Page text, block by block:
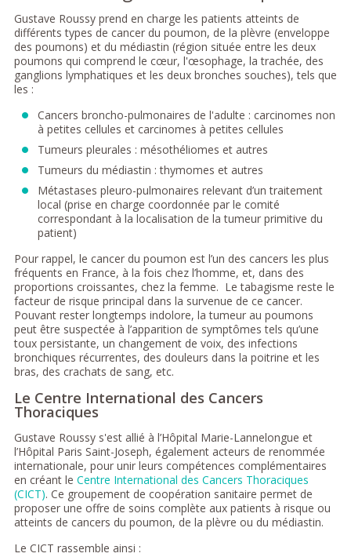
Gustave Roussy prend en charge les patients atteints de
différents types de cancer du poumon, de la plèvre (enveloppe
des poumons) et du médiastin (région située entre les deux
poumons qui comprend le cœur, l'œsophage, la trachée, des
ganglions lymphatiques et les deux bronches souches), tels que
les :
Cancers broncho-pulmonaires de l'adulte : carcinomes non
à petites cellules et carcinomes à petites cellules
Tumeurs pleurales : mésothéliomes et autres
Tumeurs du médiastin : thymomes et autres
Métastases pleuro-pulmonaires relevant d’un traitement
local (prise en charge coordonnée par le comité
correspondant à la localisation de la tumeur primitive du
patient)
Pour rappel, le cancer du poumon est l’un des cancers les plus
fréquents en France, à la fois chez l’homme, et, dans des
proportions croissantes, chez la femme. Le tabagisme reste le
facteur de risque principal dans la survenue de ce cancer.
Pouvant rester longtemps indolore, la tumeur au poumons
peut être suspectée à l’apparition de symptômes tels qu’une
toux persistante, un changement de voix, des infections
bronchiques récurrentes, des douleurs dans la poitrine et les
bras, des crachats de sang, etc.
Le Centre International des Cancers
Thoraciques
Gustave Roussy s'est allié à l’Hôpital Marie-Lannelongue et
l’Hôpital Paris Saint-Joseph, également acteurs de renommée
internationale, pour unir leurs compétences complémentaires
en créant le Centre International des Cancers Thoraciques
(CICT). Ce groupement de coopération sanitaire permet de
proposer une offre de soins complète aux patients à risque ou
atteints de cancers du poumon, de la plèvre ou du médiastin.
Le CICT rassemble ainsi :